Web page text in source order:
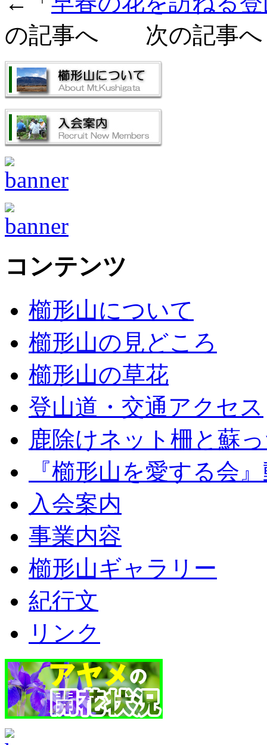
の記事へ 次の記事へ
コンテンツ
櫛形山について
櫛形山の見どころ
櫛形山の草花
登山道・交通アクセス
鹿除けネット柵と蘇
『櫛形山を愛する会
入会案内
事業内容
櫛形山ギャラリー
紀行文
リンク